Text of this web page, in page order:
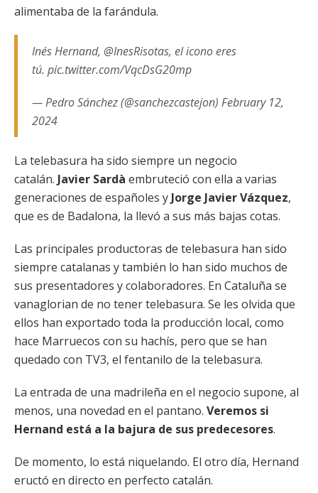
alimentaba de la farándula.
Inés Hernand, @InesRisotas, el icono eres
tú. pic.twitter.com/VqcDsG20mp
— Pedro Sánchez (@sanchezcastejon) February 12,
2024
La telebasura ha sido siempre un negocio
catalán. Javier Sardà embruteció con ella a varias
generaciones de españoles y Jorge Javier Vázquez,
que es de Badalona, la llevó a sus más bajas cotas.
Las principales productoras de telebasura han sido
siempre catalanas y también lo han sido muchos de
sus presentadores y colaboradores. En Cataluña se
vanaglorian de no tener telebasura. Se les olvida que
ellos han exportado toda la producción local, como
hace Marruecos con su hachís, pero que se han
quedado con TV3, el fentanilo de la telebasura.
La entrada de una madrileña en el negocio supone, al
menos, una novedad en el pantano. Veremos si
Hernand está a la bajura de sus predecesores.
De momento, lo está niquelando. El otro día, Hernand
eructó en directo en perfecto catalán.